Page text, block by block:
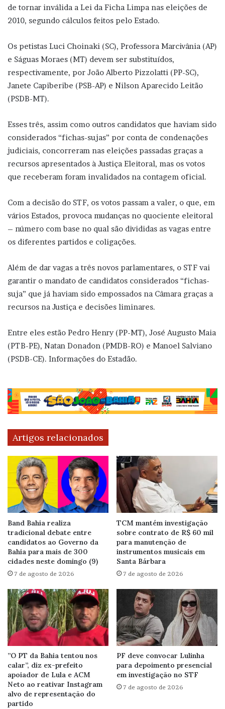
de tornar inválida a Lei da Ficha Limpa nas eleições de
2010, segundo cálculos feitos pelo Estado.
Os petistas Luci Choinaki (SC), Professora Marcivânia (AP)
e Ságuas Moraes (MT) devem ser substituídos,
respectivamente, por João Alberto Pizzolatti (PP-SC),
Janete Capiberibe (PSB-AP) e Nilson Aparecido Leitão
(PSDB-MT).
Esses três, assim como outros candidatos que haviam sido
considerados “fichas-sujas” por conta de condenações
judiciais, concorreram nas eleições passadas graças a
recursos apresentados à Justiça Eleitoral, mas os votos
que receberam foram invalidados na contagem oficial.
Com a decisão do STF, os votos passam a valer, o que, em
vários Estados, provoca mudanças no quociente eleitoral
– número com base no qual são divididas as vagas entre
os diferentes partidos e coligações.
Além de dar vagas a três novos parlamentares, o STF vai
garantir o mandato de candidatos considerados “fichas-
suja” que já haviam sido empossados na Câmara graças a
recursos na Justiça e decisões liminares.
Entre eles estão Pedro Henry (PP-MT), José Augusto Maia
(PTB-PE), Natan Donadon (PMDB-RO) e Manoel Salviano
(PSDB-CE). Informações do Estadão.
Artigos relacionados
Band Bahia realiza
tradicional debate entre
candidatos ao Governo da
Bahia para mais de 300
cidades neste domingo (9)
7 de agosto de 2026
TCM mantém investigação
sobre contrato de R$ 60 mil
para manutenção de
instrumentos musicais em
Santa Bárbara
7 de agosto de 2026
”O PT da Bahia tentou nos
calar”, diz ex-prefeito
apoiador de Lula e ACM
Neto ao reativar Instagram
alvo de representação do
partido
PF deve convocar Lulinha
para depoimento presencial
em investigação no STF
7 de agosto de 2026